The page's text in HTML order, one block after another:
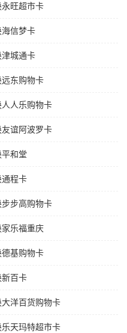
旺超市卡
信梦卡
城通卡
东购物卡
人乐购物卡
谊阿波罗卡
和堂
程卡
步高购物卡
乐福重庆
基购物卡
百卡
洋百货购物卡
天玛特超市卡